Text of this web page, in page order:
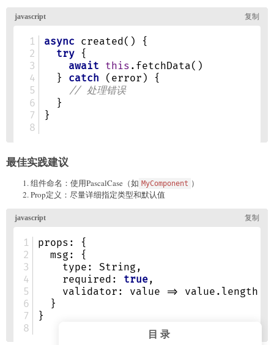
目录
最佳实践建议
组件命名：使用PascalCase（如 MyComponent ）
Prop定义：尽量详细指定类型和默认值